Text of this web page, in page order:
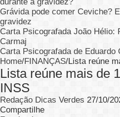
Grávida pode comer Ceviche?
gravidez
Carta Psicografada João Hélio:
Carmaj
Carta Psicografada de Eduardo
Home/FINANÇAS/Lista reúne
Lista reúne mais de
INSS
Redação Dicas Verdes 27/10/
Compartilhe